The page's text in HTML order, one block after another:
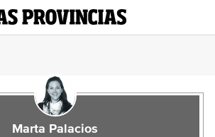
Marta Palacios